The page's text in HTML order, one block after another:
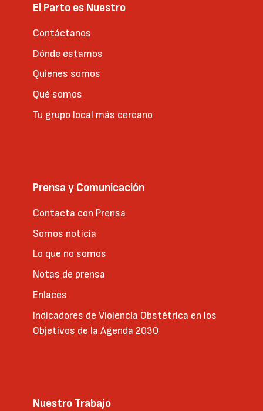
El Parto es Nuestro
Contáctanos
Dónde estamos
Quienes somos
Qué somos
Tu grupo local más cercano
Prensa y Comunicación
Contacta con Prensa
Somos noticia
Lo que no somos
Notas de prensa
Enlaces
Indicadores de Violencia Obstétrica en los
Objetivos de la Agenda 2030
Nuestro Trabajo